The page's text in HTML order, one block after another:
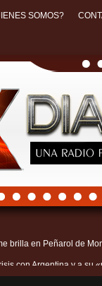
SOMOS?
brilla en Peñarol de
con Argentina y a su